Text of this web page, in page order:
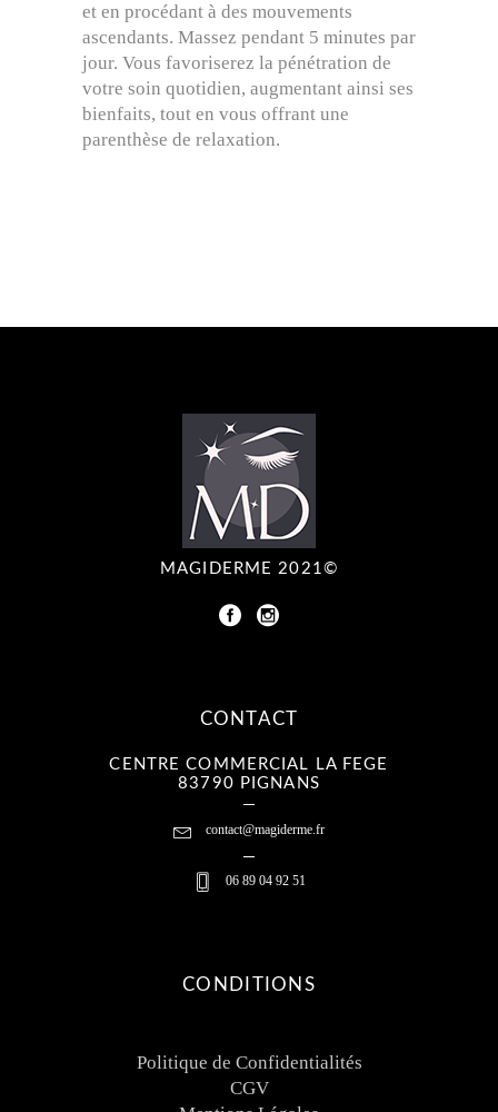
et en procédant à des mouvements
ascendants. Massez pendant 5 minutes par
jour. Vous favoriserez la pénétration de
votre soin quotidien, augmentant ainsi ses
bienfaits, tout en vous offrant une
parenthèse de relaxation.
MAGIDERME 2021©
CONTACT
CENTRE COMMERCIAL LA FEGE
83790 PIGNANS
contact@magiderme.fr
06 89 04 92 51
CONDITIONS
Politique de Confidentialités
CGV